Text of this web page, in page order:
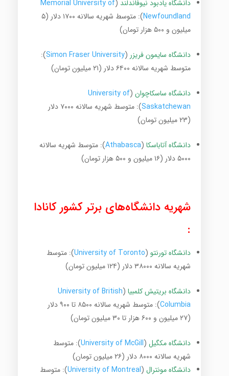
دانشگاه یادبود نیوفاندلند (
Memorial University of
Newfoundland
): متوسط شهریه سالانه ۱۷۰۰ دلار (۵
میلیون و ۵۰۰ هزار تومان)
دانشگاه سایمون فریزر (
Simon Fraser University
):
متوسط شهریه سالانه ۶۴۰۰ دلار (۲۱ میلیون تومان)
دانشگاه ساسکاچوان(
University of
Saskatchewan
): متوسط شهریه سالانه ۷۰۰۰ دلار
(۲۳ میلیون تومان)
دانشگاه آتاباسکا(
Athabasca): متوسط شهریه سالانه
۵۰۰۰ دلار (۱۶ میلیون و ۵۰۰ هزار تومان)
شهریه دانشگاه‌های برتر کشور کانادا
:
دانشگاه تورنتو(
University of Toronto): متوسط
شهریه سالانه ۳۸۰۰۰ دلار (۱۲۴ میلیون تومان)
دانشگاه بریتیش کلمبیا(
University of British
Columbia
): متوسط شهریه سالانه ۸۵۰۰ تا ۹۰۰ دلار
(۲۷ میلیون و ۶۰۰ هزار تا ۳۰ میلیون تومان)
دانشگاه مکگیل(
University of McGill): متوسط
شهریه سالانه ۸۰۰۰ دلار (۲۶ میلیون تومان)
دانشگاه مونترال(
University of Montreal): متوسط